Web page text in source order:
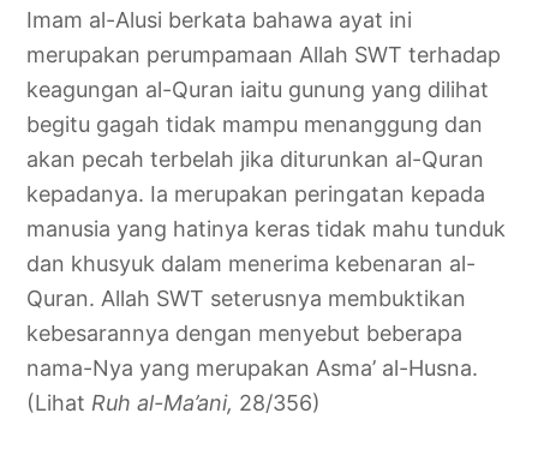
Imam al-Alusi berkata bahawa ayat ini
merupakan perumpamaan Allah SWT terhadap
keagungan al-Quran iaitu gunung yang dilihat
begitu gagah tidak mampu menanggung dan
akan pecah terbelah jika diturunkan al-Quran
kepadanya. Ia merupakan peringatan kepada
manusia yang hatinya keras tidak mahu tunduk
dan khusyuk dalam menerima kebenaran al-
Quran. Allah SWT seterusnya membuktikan
kebesarannya dengan menyebut beberapa
nama-Nya yang merupakan Asma’ al-Husna.
(Lihat Ruh al-Ma’ani, 28/356)